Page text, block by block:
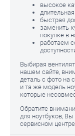
высокое
быстрая
заменить
покупке в
работаем
Выбирая
нашем сайте,
деталь с фото на
и та же модель
которые
Обратите
для ноутбуков,
сервисном центре.